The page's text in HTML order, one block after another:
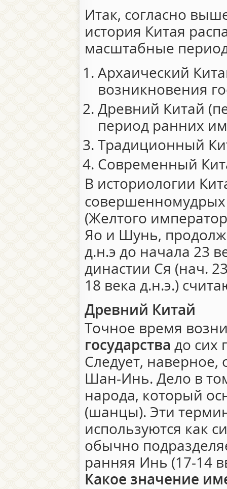
Итак, согласно
история Китая
масштабные
Архаический
возникновения
Древний Китай
период ранних
Традиционный
Современный
В историологии
совершенномудрых
(Желтого
Яо и Шунь,
д.н.э до начала 23
династии Ся (нач.
18 века д.н.э.)
Древний Китай
Точное время
государства до сих
Следует, наверное,
Шан-Инь. Дело в
народа, который
(шанцы). Эти
используются как
обычно
ранняя Инь (17-14
Какое значение